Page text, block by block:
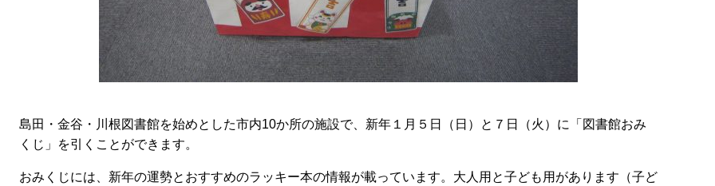
島田・金谷・川根図書館を始めとした市内10か所の施設で、新年１月５日（日）と７日（火）に「図書館おみ
くじ」を引くことができます。
おみくじには、新年の運勢とおすすめのラッキー本の情報が載っています。大人用と子ども用があります（子ど